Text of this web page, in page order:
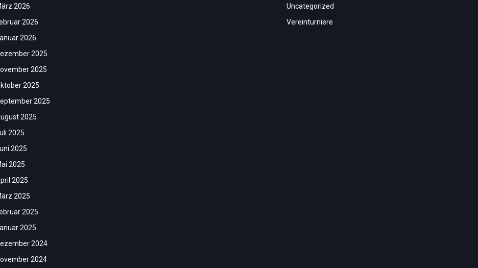
2026
2026
2026
2025
2025
2025
2025
2025
2025
2025
2025
2025
2025
2025
2025
2024
2024
Uncategorized
Vereinturniere